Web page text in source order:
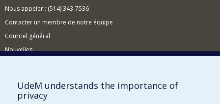
Nous appeler : (514) 343-7536
Contacter un membre de notre équipe
Courriel général
Nouvelles
Comment soutenir le CÉRIUM?
BESOIN D'AIDE?
UdeM understands the importance of
privacy